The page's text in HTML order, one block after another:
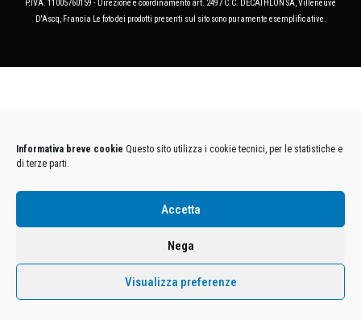
Informativa breve cookie Questo sito utilizza i cookie tecnici, per le statistiche e
di terze parti.
Accetta
Nega
Visualizza preferenze
P.IVA. 11005760159 - Direzione e coordinamento art. 2497 C.C. DECATHLON SA, Villeneuve
D'Ascq, Francia Le foto dei prodotti presenti sul sito sono puramente esemplificative.